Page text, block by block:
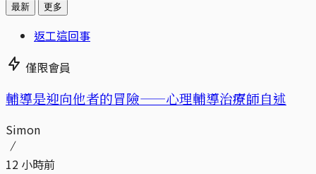
最新 更多
返工這回事
僅限會員
輔導是迎向他者的冒險——心理輔導治療師自述
Simon
12 小時前